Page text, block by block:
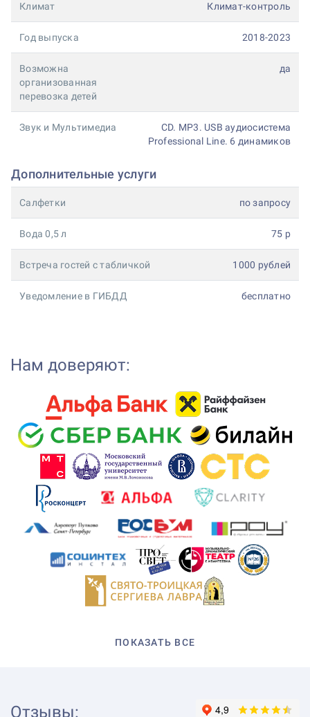
Климат Климат-контроль
Год выпуска 2018-2023
Возможна
организованная
перевозка детей
да
Звук и Мультимедиа
CD. MP3. USB аудиосистема
Professional Line. 6 динамиков
Дополнительные услуги
Салфетки по запросу
Вода 0,5 л 75 р
Встреча гостей с табличкой 1000 рублей
Уведомление в ГИБДД бесплатно
Нам доверяют:
ПОКАЗАТЬ ВСЕ
Отзывы: